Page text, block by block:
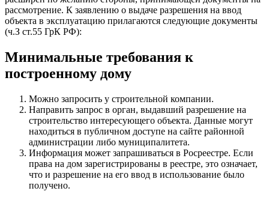
рассмотрение. К заявлению о выдаче разрешения на ввод
объекта в эксплуатацию прилагаются следующие документы
(ч.З ст.55 ГрК РФ):
Минимальные требования к
построенному дому
Можно запросить у строительной компании.
Направить запрос в орган, выдавший разрешение на
строительство интересующего объекта. Данные могут
находиться в публичном доступе на сайте районной
администрации либо муниципалитета.
Информация может запрашиваться в Росреестре. Если
права на дом зарегистрированы в реестре, это означает,
что и разрешение на его ввод в использование было
получено.